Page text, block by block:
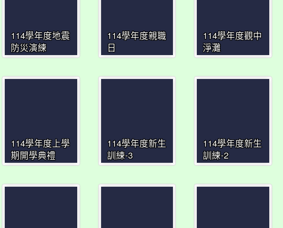
114學年度地震
防災演練
114學年度親職
日
114學年度觀中
淨灘
114學年度上學
期開學典禮
114學年度新生
訓練-3
114學年度新生
訓練-2